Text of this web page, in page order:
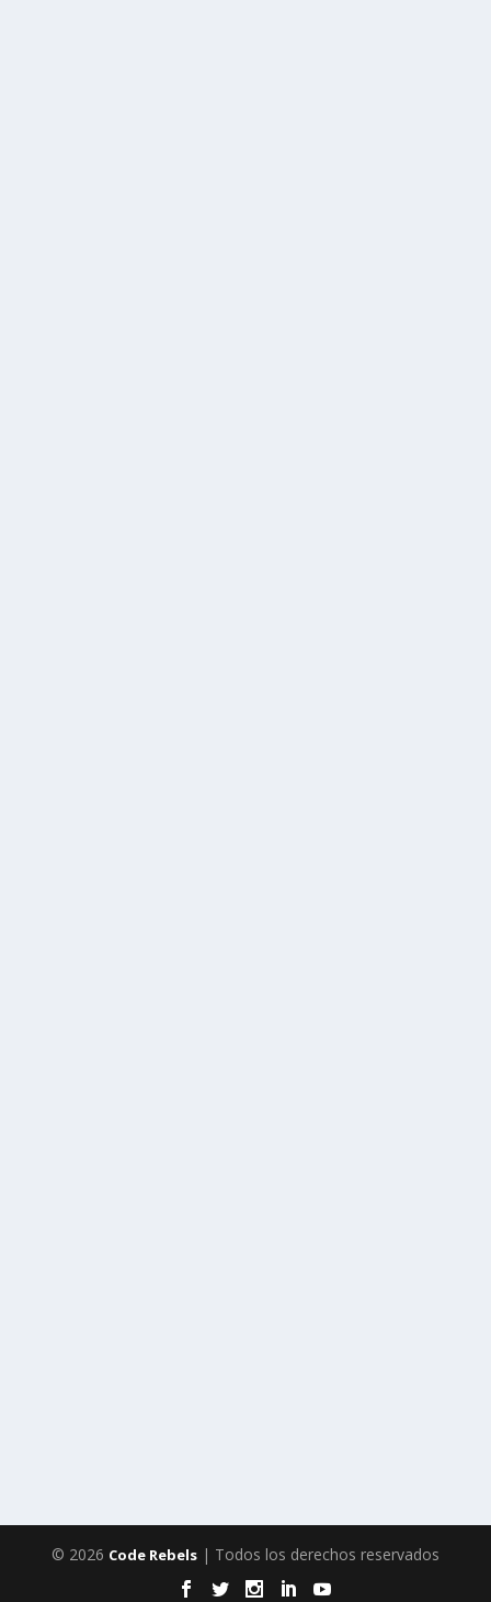
© 2026 Code Rebels | Todos los derechos reservados